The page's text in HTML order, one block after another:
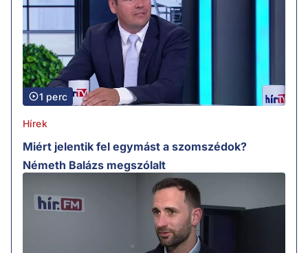
1 perc
Hírek
Miért jelentik fel egymást a szomszédok?
Németh Balázs megszólalt